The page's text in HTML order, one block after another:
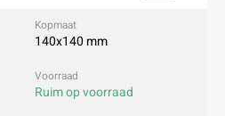
140x140 mm
Ruim op voorraad